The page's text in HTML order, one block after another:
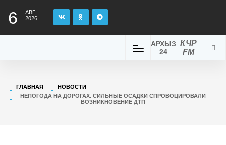
6
АВГ
2026
КЧР
FM
АРХЫЗ
24
ГЛАВНАЯ
НОВОСТИ
НЕПОГОДА НА ДОРОГАХ. СИЛЬНЫЕ ОСАДКИ СПРОВОЦИРОВАЛИ
ВОЗНИКНОВЕНИЕ ДТП